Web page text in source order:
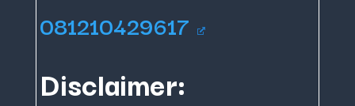
081210429617
Disclaimer: